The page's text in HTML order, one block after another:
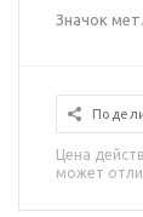
Значок
Цена
может